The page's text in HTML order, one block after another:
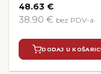
48.63€
38.90 € bez PDV-a
DODAJ U